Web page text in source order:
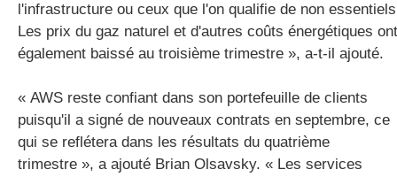
l'infrastructure ou ceux que l'on qualifie de non
Les prix du gaz naturel et d'autres coûts énergétiques ont
également baissé au troisième trimestre », a-t-il ajouté.
« AWS reste confiant dans son portefeuille de clients
puisqu'il a signé de nouveaux contrats en septembre, ce
qui se reflétera dans les résultats du quatrième
trimestre », a ajouté Brian Olsavsky. « Les services